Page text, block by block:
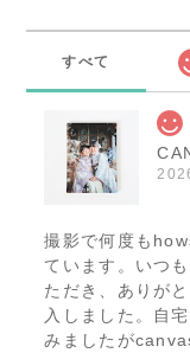
すべて
撮影で何度も
ています。いつ
ただき、ありが
入しました。自
みましたが